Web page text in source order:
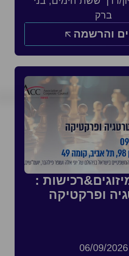
:
ופרקטיקה
06/09/